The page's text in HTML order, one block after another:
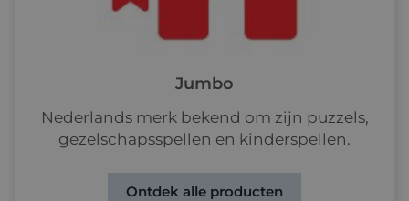
Jumbo
Nederlands merk bekend om zijn puzzels,
gezelschapsspellen en kinderspellen.
Ontdek alle producten